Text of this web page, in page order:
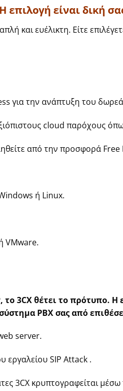
είναι δική
και ευέλικτη. Είτε
για την ανάπτυξη του
cloud παρόχους
από την προσφορά Free
ή Linux.
VMware.
το 3CX θέτει το πρότυπο.
PBX σας από
server.
εργαλείου SIP Attack .
3CX κρυπτογραφείται μέσω